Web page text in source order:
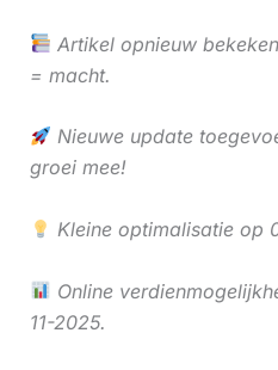
Artikel opnieuw
= macht.
Nieuwe update
groei mee!
Kleine optimalisatie op
Online
11-2025.